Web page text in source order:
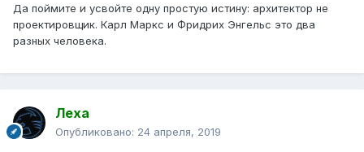
Да поймите и усвойте одну простую истину: архитектор не
проектировщик. Карл Маркс и Фридрих Энгельс это два
разных человека.
Леха
Опубликовано: 24 апреля, 2019